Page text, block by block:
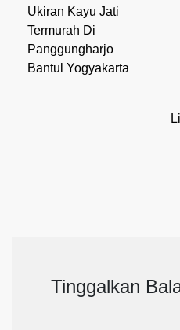
Ukiran Kayu Jati
Termurah Di
Panggungharjo
Bantul Yogyakarta
Tinggalkan